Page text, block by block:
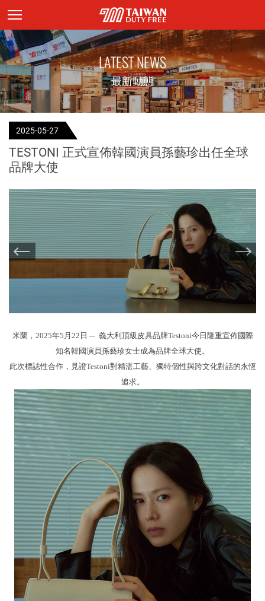
頁面主標題
LATEST NEWS
最新動態
2025-05-27
TESTONI 正式宣佈韓國演員孫藝珍出任全球
品牌大使
米蘭，2025年5月22日 ─ 義大利頂級皮具品牌Testoni今日隆重宣佈國際
知名韓國演員孫藝珍女士成為品牌全球大使。
此次標誌性合作，見證Testoni對精湛工藝、獨特個性與跨文化對話的永恆
追求。